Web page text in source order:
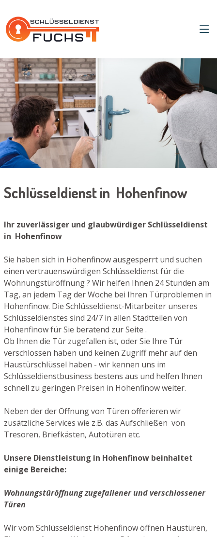
Schlüsseldienst in Hohenfinow
Ihr zuverlässiger und glaubwürdiger Schlüsseldienst
in Hohenfinow
Sie haben sich in Hohenfinow ausgesperrt und suchen
einen vertrauenswürdigen Schlüsseldienst für die
Wohnungstüröffnung ? Wir helfen Ihnen 24 Stunden am
Tag, an jedem Tag der Woche bei Ihren Türproblemen in
Hohenfinow. Die Schlüsseldienst-Mitarbeiter unseres
Schlüsseldienstes sind 24/7 in allen Stadtteilen von
Hohenfinow für Sie beratend zur Seite .
Ob Ihnen die Tür zugefallen ist, oder Sie Ihre Tür
verschlossen haben und keinen Zugriff mehr auf den
Haustürschlüssel haben - wir kennen uns im
Schlüsseldienstbusiness bestens aus und helfen Ihnen
schnell zu geringen Preisen in Hohenfinow weiter.
Neben der der Öffnung von Türen offerieren wir
zusätzliche Services wie z.B. das Aufschließen von
Tresoren, Briefkästen, Autotüren etc.
Unsere Dienstleistung in Hohenfinow beinhaltet
einige Bereiche:
Wohnungstüröffnung zugefallener und verschlossener
Türen
Wir vom Schlüsseldienst Hohenfinow öffnen Haustüren,